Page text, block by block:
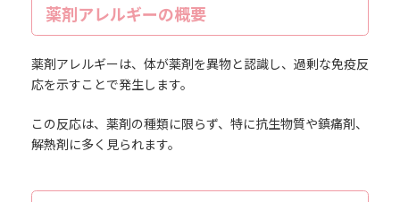
薬剤アレルギーの概要
薬剤アレルギーは、体が薬剤を異物と認識し、過剰な免疫反
応を示すことで発生します。
この反応は、薬剤の種類に限らず、特に抗生物質や鎮痛剤、
解熱剤に多く見られます。